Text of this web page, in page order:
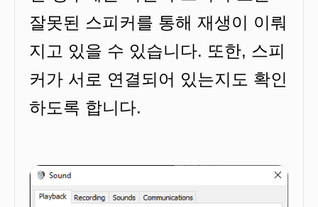
잘못된 스피커를 통해 재생이 이뤄
지고 있을 수 있습니다. 또한, 스피
커가 서로 연결되어 있는지도 확인
하도록 합니다.